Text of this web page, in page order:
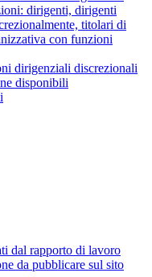
dirigenti, dirigenti
titolari di
con funzioni
dirigenziali discrezionali
disponibili
dal rapporto di lavoro
da pubblicare sul sito